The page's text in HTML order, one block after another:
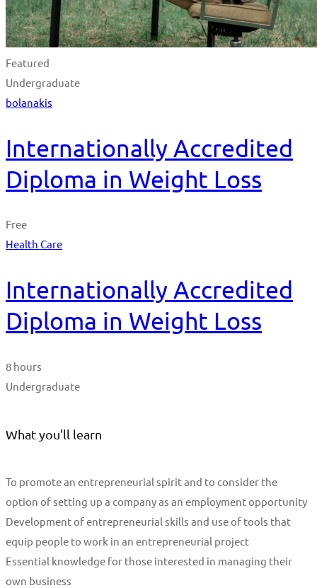
Featured
Undergraduate
bolanakis
Internationally Accredited
Diploma in Weight Loss
Free
Health Care
Internationally Accredited
Diploma in Weight Loss
8 hours
Undergraduate
What you'll learn
To promote an entrepreneurial spirit and to consider the
option of setting up a company as an employment opportunity
Development of entrepreneurial skills and use of tools that
equip people to work in an entrepreneurial project
Essential knowledge for those interested in managing their
own business